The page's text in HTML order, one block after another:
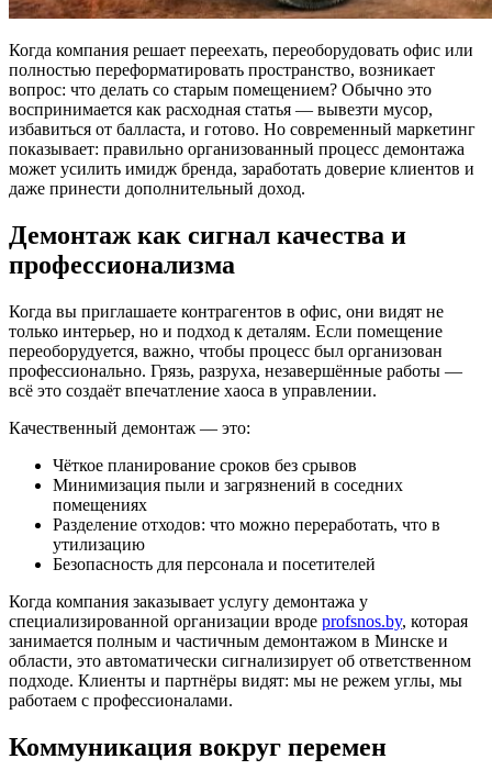
Когда компания решает переехать, переоборудовать офис или
полностью переформатировать пространство, возникает
вопрос: что делать со старым помещением? Обычно это
воспринимается как расходная статья — вывезти мусор,
избавиться от балласта, и готово. Но современный маркетинг
показывает: правильно организованный процесс демонтажа
может усилить имидж бренда, заработать доверие клиентов и
даже принести дополнительный доход.
Демонтаж как сигнал качества и
профессионализма
Когда вы приглашаете контрагентов в офис, они видят не
только интерьер, но и подход к деталям. Если помещение
переоборудуется, важно, чтобы процесс был организован
профессионально. Грязь, разруха, незавершённые работы —
всё это создаёт впечатление хаоса в управлении.
Качественный демонтаж — это:
Чёткое планирование сроков без срывов
Минимизация пыли и загрязнений в соседних
помещениях
Разделение отходов: что можно переработать, что в
утилизацию
Безопасность для персонала и посетителей
Когда компания заказывает услугу демонтажа у
специализированной организации вроде profsnos.by, которая
занимается полным и частичным демонтажом в Минске и
области, это автоматически сигнализирует об ответственном
подходе. Клиенты и партнёры видят: мы не режем углы, мы
работаем с профессионалами.
Коммуникация вокруг перемен